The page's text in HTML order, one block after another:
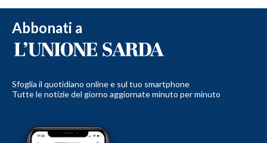
Abbonati a
Sfoglia il quotidiano online e sul tuo smartphone
Tutte le notizie del giorno aggiornate minuto per minuto